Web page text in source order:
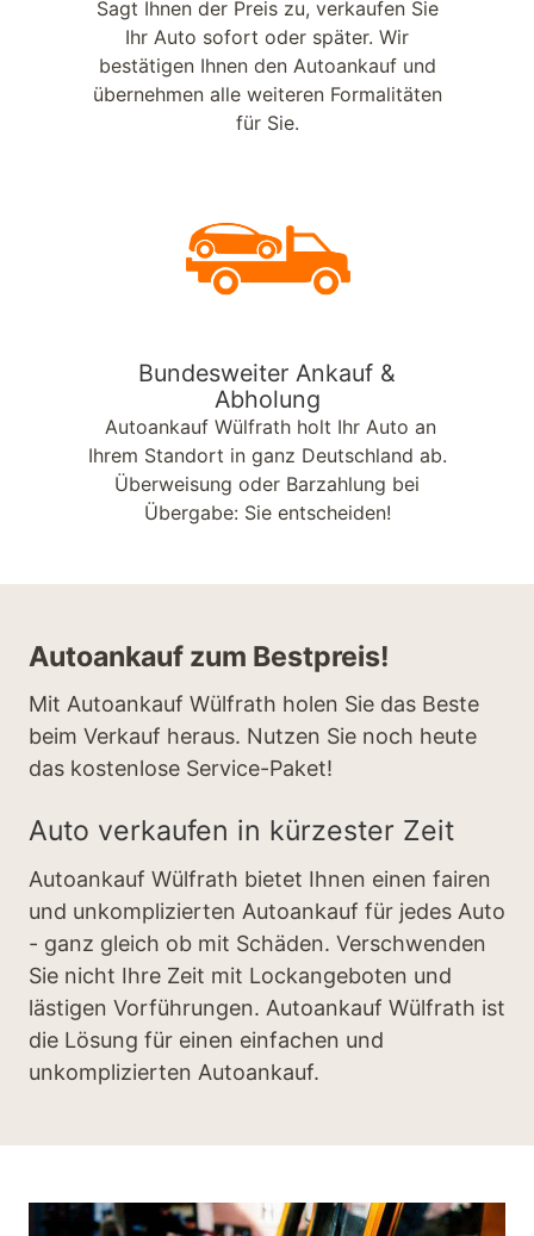
Sagt Ihnen der Preis zu, verkaufen Sie
Ihr Auto sofort oder später. Wir
bestätigen Ihnen den Autoankauf und
übernehmen alle weiteren Formalitäten
für Sie.
Bundesweiter Ankauf &
Abholung
Autoankauf Wülfrath holt Ihr Auto an
Ihrem Standort in ganz Deutschland ab.
Überweisung oder Barzahlung bei
Übergabe: Sie entscheiden!
Autoankauf zum Bestpreis!
Mit Autoankauf Wülfrath holen Sie das Beste
beim Verkauf heraus. Nutzen Sie noch heute
das kostenlose Service-Paket!
Auto verkaufen in kürzester Zeit
Autoankauf Wülfrath bietet Ihnen einen fairen
und unkomplizierten Autoankauf für jedes Auto
- ganz gleich ob mit Schäden. Verschwenden
Sie nicht Ihre Zeit mit Lockangeboten und
lästigen Vorführungen. Autoankauf Wülfrath ist
die Lösung für einen einfachen und
unkomplizierten Autoankauf.